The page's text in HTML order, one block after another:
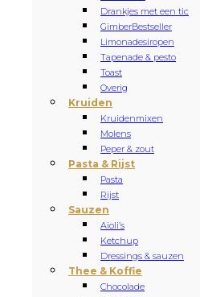
Drankjes met een tic
GimberBestseller
Limonadesiropen
Tapenade & pesto
Toast
Overig
Kruiden
Kruidenmixen
Molens
Peper & zout
Pasta & Rijst
Pasta
Rijst
Sauzen
Aioli’s
Ketchup
Dressings & sauzen
Thee & Koffie
Chocolade